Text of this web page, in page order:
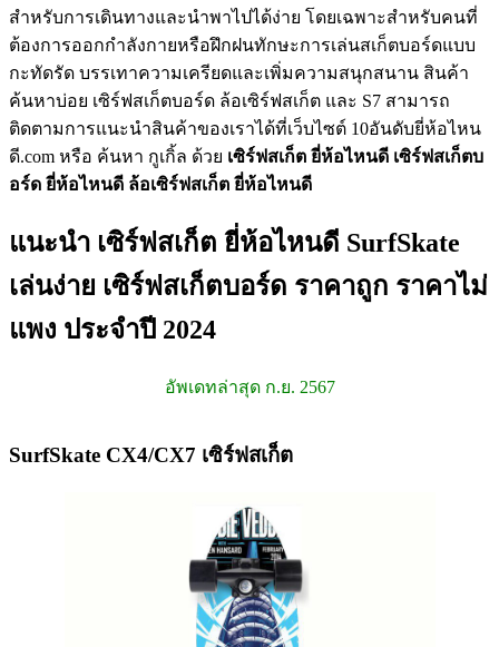
สำหรับการเดินทางและนำพาไปได้ง่าย โดยเฉพาะสำหรับคนที่
ต้องการออกกำลังกายหรือฝึกฝนทักษะการเล่นสเก็ตบอร์ดแบบ
กะทัดรัด บรรเทาความเครียดและเพิ่มความสนุกสนาน สินค้า
ค้นหาบ่อย เซิร์ฟสเก็ตบอร์ด ล้อเซิร์ฟสเก็ต และ S7 สามารถ
ติดตามการแนะนำสินค้าของเราได้ที่เว็บไซต์ 10อันดับยี่ห้อไหน
ดี.com หรือ ค้นหา กูเกิ้ล ด้วย เซิร์ฟสเก็ต ยี่ห้อไหนดี เซิร์ฟสเก็ตบ
อร์ด ยี่ห้อไหนดี ล้อเซิร์ฟสเก็ต ยี่ห้อไหนดี
แนะนำ เซิร์ฟสเก็ต ยี่ห้อไหนดี SurfSkate
เล่นง่าย เซิร์ฟสเก็ตบอร์ด ราคาถูก ราคาไม่
แพง ประจำปี 2024
อัพเดทล่าสุด ก.ย. 2567
SurfSkate CX4/CX7 เซิร์ฟสเก็ต